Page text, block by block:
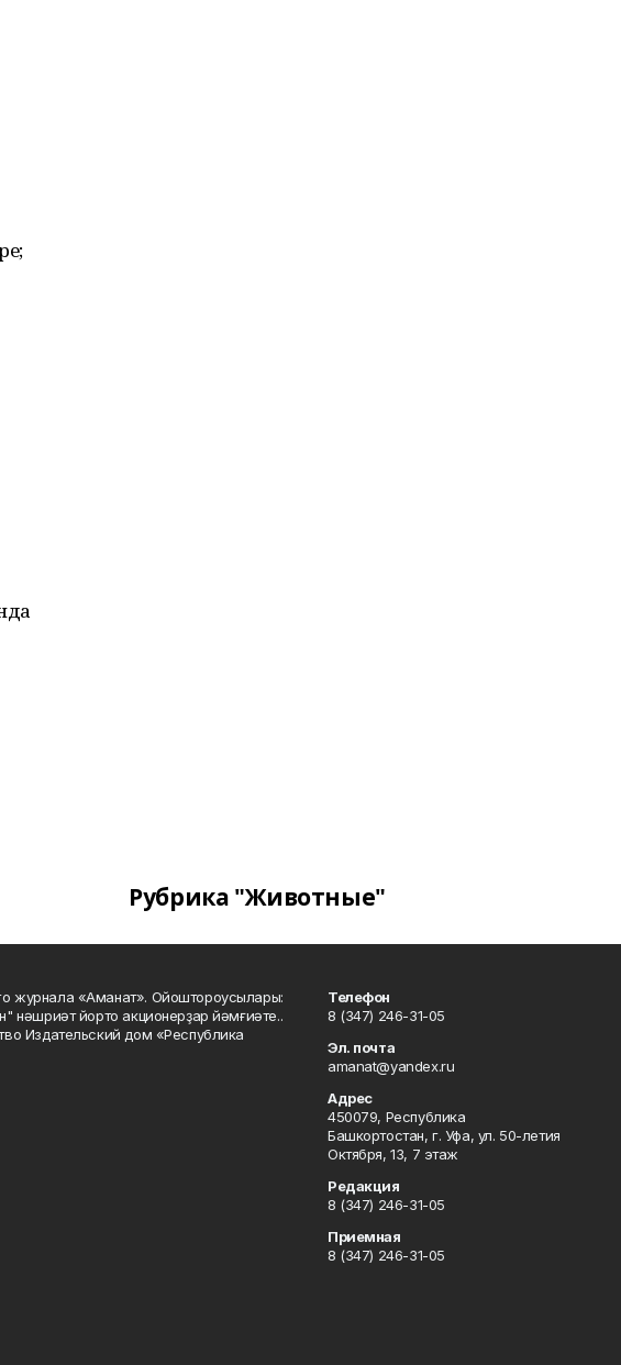
Рубрика "Животные"
журнала «Аманат». Ойоштороусылары:
нәшриәт йорто акционерҙар йәмғиәте..
Издательский дом «Республика
Телефон
8 (347) 246-31-05
Эл. почта
amanat@yandex.ru
Адрес
450079, Республика
Башкортостан, г. Уфа, ул. 50-летия
Октября, 13, 7 этаж
Редакция
8 (347) 246-31-05
Приемная
8 (347) 246-31-05